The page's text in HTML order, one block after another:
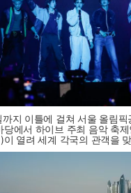
지 이틀에 걸쳐 서울 올림픽
당에서 하이브 주최 음악 축
이 열려 세계 각국의 관객을